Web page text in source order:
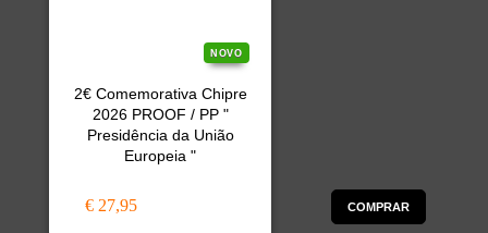
NOVO
2€ Comemorativa Chipre
2026 PROOF / PP "
Presidência da União
Europeia "
€ 27,95 COMPRAR